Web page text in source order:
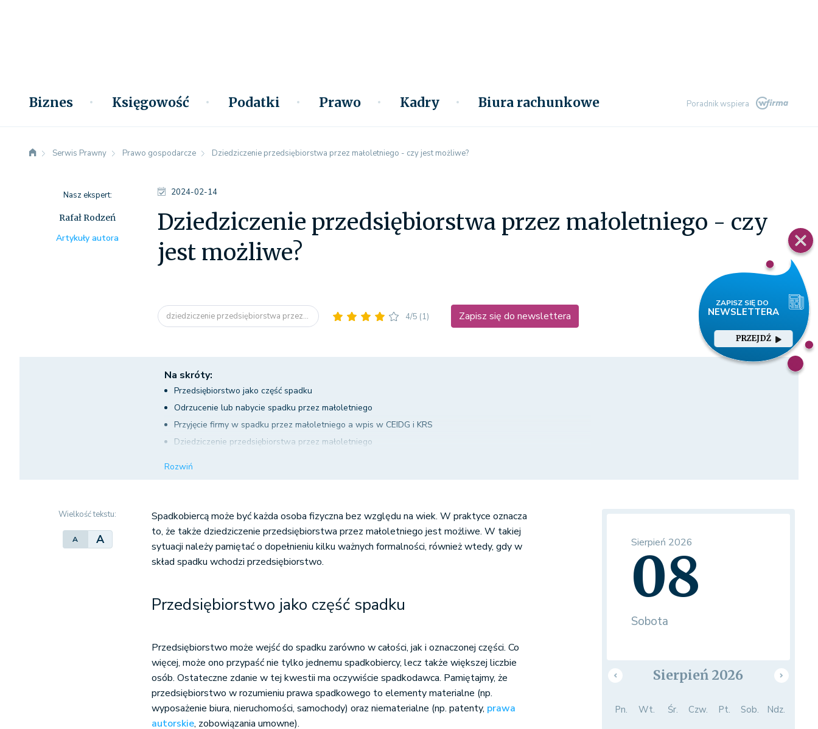
Biznes Księgowość Podatki Prawo Kadry Biura rachunkowe Poradnik wspiera
PRZEJDŹ
Serwis Prawny Prawo gospodarcze Dziedziczenie przedsiębiorstwa przez małoletniego - czy jest możliwe?
2024-02-14
Dziedziczenie przedsiębiorstwa przez małoletniego - czy
jest możliwe?
dziedziczenie przedsiębiorstwa przez... 4/5 (1) Zapisz się do newslettera
Nasz ekspert:
Rafał Rodzeń
Artykuły autora
Na skróty:
Przedsiębiorstwo jako część spadku
Odrzucenie lub nabycie spadku przez małoletniego
Przyjęcie firmy w spadku przez małoletniego a wpis w CEIDG i KRS
Dziedziczenie przedsiębiorstwa przez małoletniego
Rozwiń
Wielkość tekstu:
A A
Spadkobiercą może być każda osoba fizyczna bez względu na wiek. W praktyce oznacza
to, że także dziedziczenie przedsiębiorstwa przez małoletniego jest możliwe. W takiej
sytuacji należy pamiętać o dopełnieniu kilku ważnych formalności, również wtedy, gdy w
skład spadku wchodzi przedsiębiorstwo.
Przedsiębiorstwo jako część spadku
Przedsiębiorstwo może wejść do spadku zarówno w całości, jak i oznaczonej części. Co
więcej, może ono przypaść nie tylko jednemu spadkobiercy, lecz także większej liczbie
osób. Ostateczne zdanie w tej kwestii ma oczywiście spadkodawca. Pamiętajmy, że
przedsiębiorstwo w rozumieniu prawa spadkowego to elementy materialne (np.
wyposażenie biura, nieruchomości, samochody) oraz niematerialne (np. patenty, prawa
autorskie, zobowiązania umowne).
Sierpień 2026
08
Sobota
Sierpień 2026
Pn. Wt. Śr. Czw. Pt. Sob. Ndz.